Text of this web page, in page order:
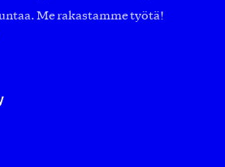
Me rakastamme työtä!